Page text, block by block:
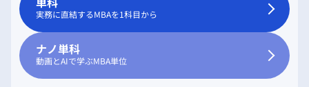
実務に直結するMBAを1科目から
ナノ単科
動画とAIで学ぶMBA単位